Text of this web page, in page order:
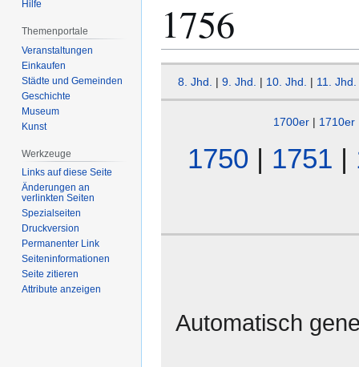
1756
Navigation
Suche
8. Jhd. | 9. Jhd. | 10. Jhd. | 11. Jhd.
1700er | 1710er
1750 | 1751 |
Automatisch
Hilfe
Themenportale
Veranstaltungen
Einkaufen
Städte und Gemeinden
Geschichte
Museum
Kunst
Werkzeuge
Links auf diese Seite
Änderungen an
verlinkten Seiten
Spezialseiten
Druckversion
Permanenter Link
Seiten­­informationen
Seite zitieren
Attribute anzeigen